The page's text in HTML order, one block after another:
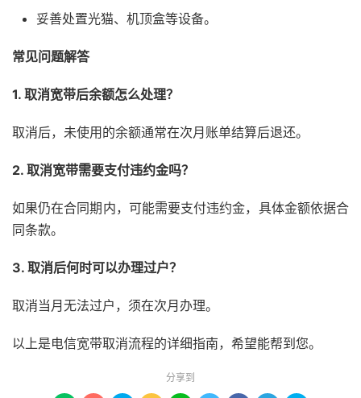
妥善处置光猫、机顶盒等设备。
常见问题解答
1. 取消宽带后余额怎么处理？
取消后，未使用的余额通常在次月账单结算后退还。
2. 取消宽带需要支付违约金吗？
如果仍在合同期内，可能需要支付违约金，具体金额依据合
同条款。
3. 取消后何时可以办理过户？
取消当月无法过户，须在次月办理。
以上是电信宽带取消流程的详细指南，希望能帮到您。
分享到